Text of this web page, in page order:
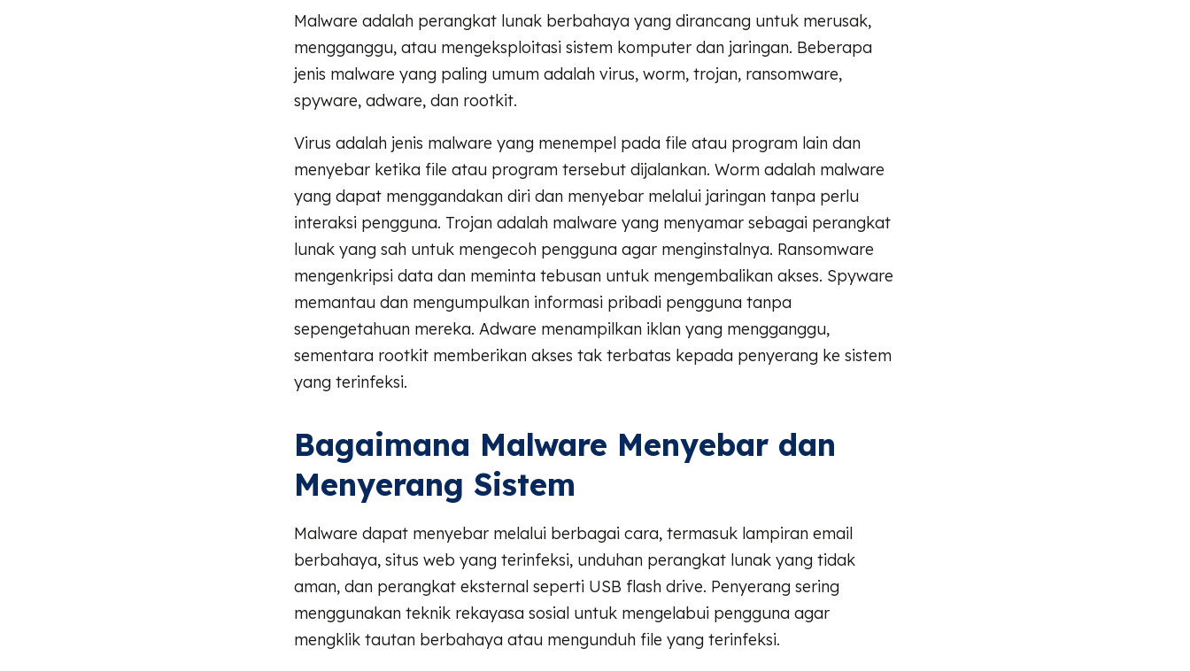
Malware adalah perangkat lunak berbahaya yang dirancang untuk merusak,
mengganggu, atau mengeksploitasi sistem komputer dan jaringan. Beberapa
jenis malware yang paling umum adalah virus, worm, trojan, ransomware,
spyware, adware, dan rootkit.
Virus adalah jenis malware yang menempel pada file atau program lain dan
menyebar ketika file atau program tersebut dijalankan. Worm adalah malware
yang dapat menggandakan diri dan menyebar melalui jaringan tanpa perlu
interaksi pengguna. Trojan adalah malware yang menyamar sebagai perangkat
lunak yang sah untuk mengecoh pengguna agar menginstalnya. Ransomware
mengenkripsi data dan meminta tebusan untuk mengembalikan akses. Spyware
memantau dan mengumpulkan informasi pribadi pengguna tanpa
sepengetahuan mereka. Adware menampilkan iklan yang mengganggu,
sementara rootkit memberikan akses tak terbatas kepada penyerang ke sistem
yang terinfeksi.
Bagaimana Malware Menyebar dan
Menyerang Sistem
Malware dapat menyebar melalui berbagai cara, termasuk lampiran email
berbahaya, situs web yang terinfeksi, unduhan perangkat lunak yang tidak
aman, dan perangkat eksternal seperti USB flash drive. Penyerang sering
menggunakan teknik rekayasa sosial untuk mengelabui pengguna agar
mengklik tautan berbahaya atau mengunduh file yang terinfeksi.